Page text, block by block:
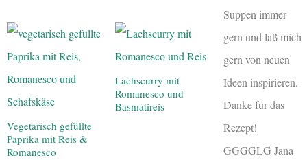
Vegetarisch gefüllte
Paprika mit Reis &
Romanesco
Lachscurry mit
Romanesco und
Basmatireis
Suppen immer
gern und laß mich
gern von neuen
Ideen inspirieren.
Danke für das
Rezept!
GGGGLG Jana